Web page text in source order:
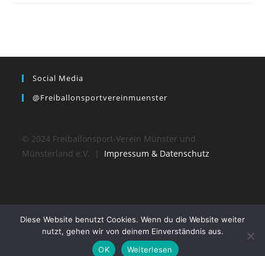
Social Media
@freiballonsportvereinmuenster
© 2024 Freiballonsport-Verein Münster und
Münsterland e.V. | Impressum & Datenschutz
Diese Website benutzt Cookies. Wenn du die Website weiter
nutzt, gehen wir von deinem Einverständnis aus.
OK
Weiterlesen